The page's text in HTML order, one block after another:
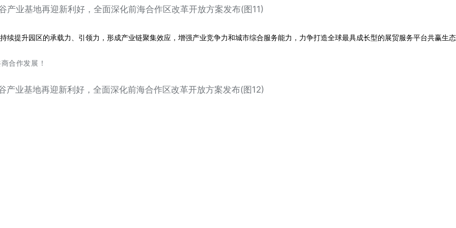
续提升园区的承载力、引领力，形成产业链聚集效应，增强产业竞争力和城市综合服务能力，力争打造全球最具成长型的展贸服务平台共赢生态
合作发展！